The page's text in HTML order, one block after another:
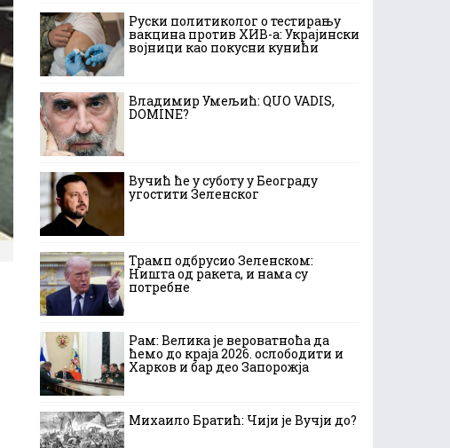
Руски политиколог о тестирању
вакцина против ХИВ-а: Украјински
војници као покусни кунићи
Владимир Умељић: QUO VADIS,
DOMINE?
Вучић ће у суботу у Београду
угостити Зеленског
Трамп одбрусио Зеленском:
Ништа од ракета, и нама су
потребне
Рам: Велика је вероватноћа да
ћемо до краја 2026. ослободити и
Харков и бар део Запорожја
Михаило Братић: Чији је Вучји до?